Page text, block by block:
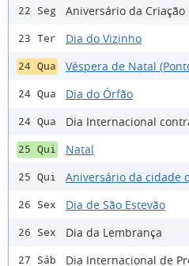
22 Seg Aniversário da Criação
23 Ter Dia do Vizinho
24 Qua Véspera de Natal
24 Qua Dia do Órfão
24 Qua Dia Internacional
25 Qui Natal
25 Qui Aniversário da cidade
26 Sex Dia de São Estevão
26 Sex Dia da Lembrança
27 Sáb Dia Internacional de